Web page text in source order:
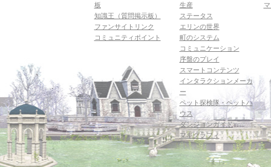
板
知識王（質問掲示板）
ファンサイトリンク
コミュニティポイント
生産
ステータス
エリンの世界
町のシステム
コミュニケーション
序盤のプレイ
スマートコンテンツ
インタラクションメーカ
ー
ペット探検隊・ペットハ
ウス
ダンジョンガイド
マギグラフィ